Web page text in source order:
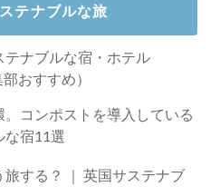
テナブルな旅
テナブルな宿・ホテル
おすすめ）
。コンポストを導入している
な宿11選
英国サステナブ